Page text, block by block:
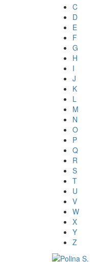
C
D
E
F
G
H
I
J
K
L
M
N
O
P
Q
R
S
T
U
V
W
X
Y
Z